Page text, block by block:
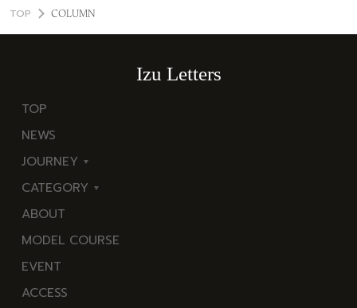
TOP COLUMN
Izu Letters
TOP
NEWS
JOURNEY
東
伊
豆
西
伊
CATEGORY
海
岬
温
泉
ABOUT
MODEL COURSE
EVENT
ACCESS